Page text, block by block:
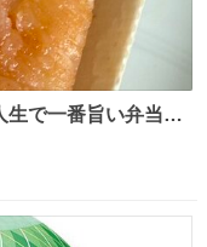
生で一番旨い弁当だ
に駅弁
走しているお弁当
ススメです👍 #え